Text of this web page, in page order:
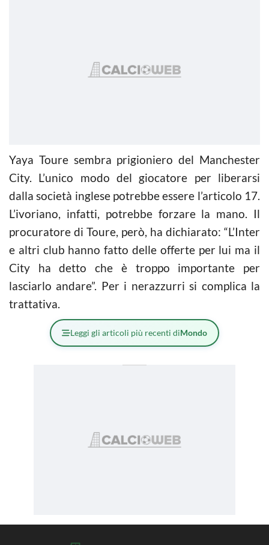
Yaya Toure sembra prigioniero del Manchester
City. L’unico modo del giocatore per liberarsi
dalla società inglese potrebbe essere l’articolo 17.
L’ivoriano, infatti, potrebbe forzare la mano. Il
procuratore di Toure, però, ha dichiarato: “L’Inter
e altri club hanno fatto delle offerte per lui ma il
City ha detto che è troppo importante per
lasciarlo andare”. Per i nerazzurri si complica la
trattativa.
Leggi gli articoli più recenti diMondo